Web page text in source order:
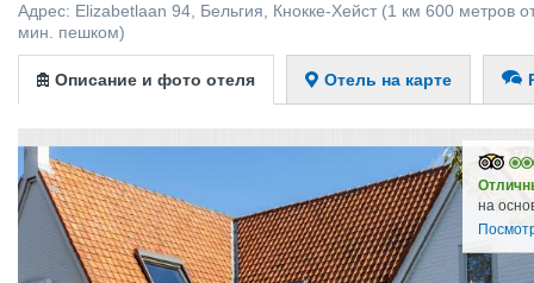
Адрес: Elizabetlaan 94 Бельгия Кнокке-Хейст (1 км 600 метров
мин. пешком)
Описание и фото отеля Отель на карте
на